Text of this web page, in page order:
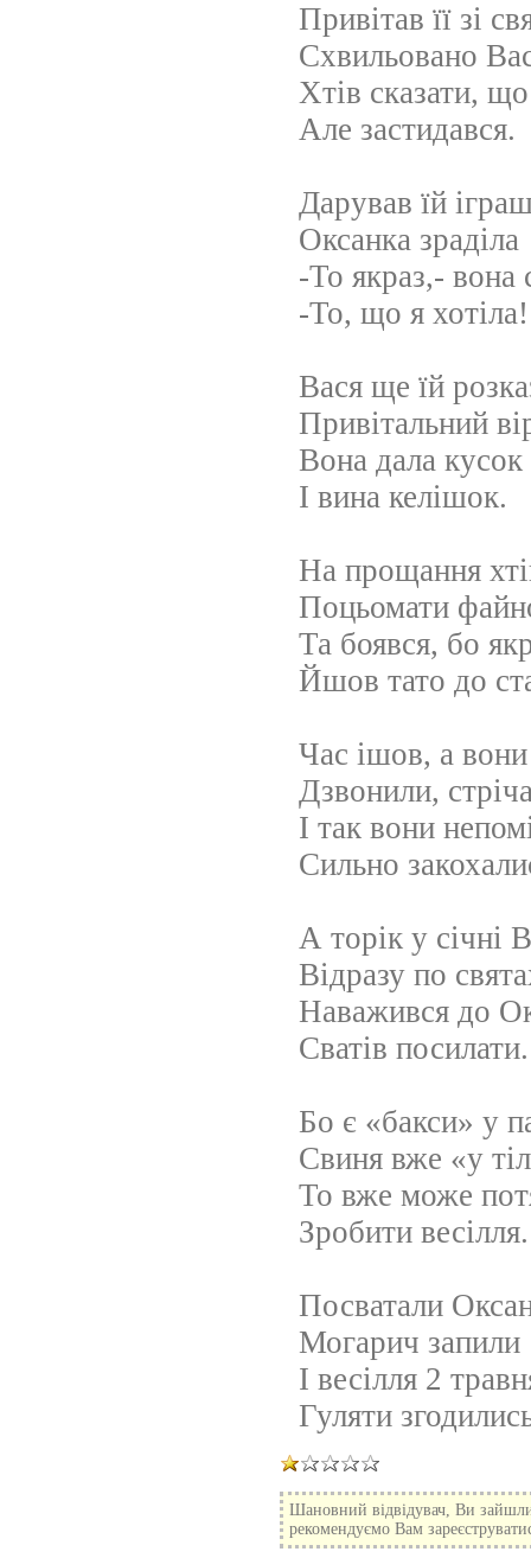
Привітав її зі
Схвильовано
Хтів сказати,
Але застидався.
Дарував їй
Оксанка зраділа
-То якраз,- вона
-То, що я хотіла!
Вася ще їй
Привітальний
Вона дала кусок
І вина келішок.
На прощання
Поцьомати
Та боявся, бо
Йшов тато до
Час ішов, а
Дзвонили,
І так вони
Сильно
А торік у січні
Відразу по
Наважився до
Сватів посилати.
Бо є «бакси» у
Свиня вже «у
То вже може
Зробити весілля.
Посватали
Могарич запили
І весілля 2
Гуляти
Шановний відвідувач, Ви
рекомендуємо Вам